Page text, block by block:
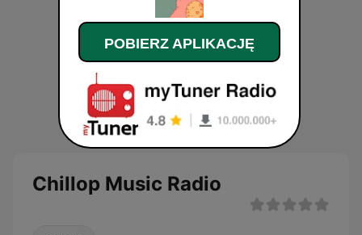
Chillop Music Radio
POBIERZ APLIKACJĘ